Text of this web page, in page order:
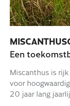
Een
Miscanthus is
voor
20 jaar lang